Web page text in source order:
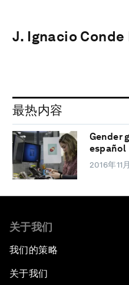
J. Ignacio Conde
最热内容
Gender
español
2016年11
关于我们
我们的策略
关于我们